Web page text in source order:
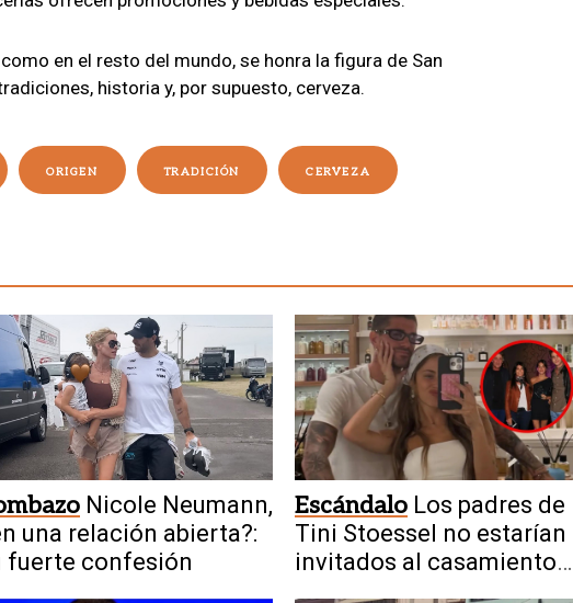
en el resto del mundo, se honra la figura de San
historia y, por supuesto, cerveza.
ORIGEN TRADICIÓN CERVEZA
Nicole Neumann,
una relación abierta?:
fuerte confesión
Escándalo Los padres de
Tini Stoessel no estarían
invitados al casamiento